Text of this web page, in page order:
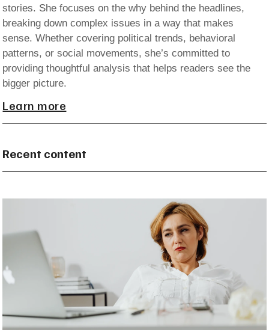
stories. She focuses on the why behind the headlines,
breaking down complex issues in a way that makes
sense. Whether covering political trends, behavioral
patterns, or social movements, she’s committed to
providing thoughtful analysis that helps readers see the
bigger picture.
Learn more
Recent content